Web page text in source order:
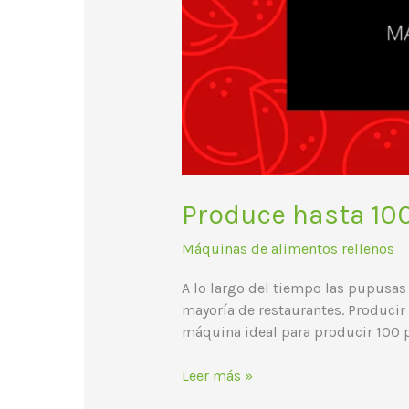
Produce hasta
Máquinas de alimentos rellenos
A lo largo del tiempo las
mayoría de restaurantes.
máquina ideal para producir 100
Leer más »